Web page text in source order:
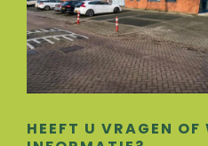
HEEFT U VRAGEN OF